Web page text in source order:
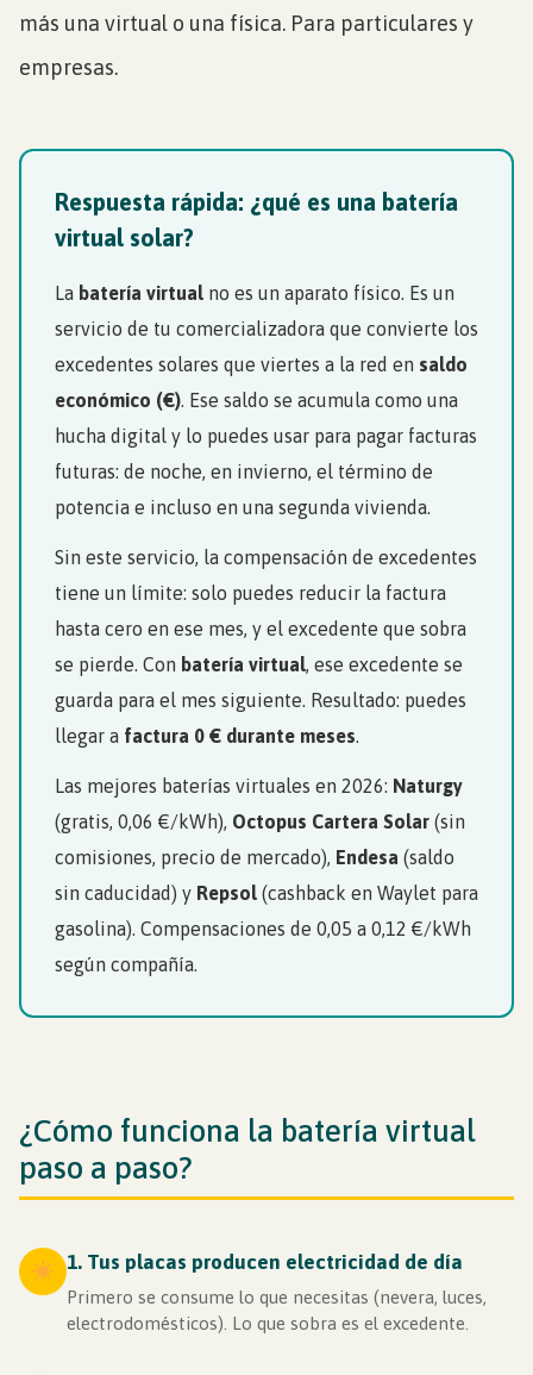
más una virtual o una física. Para particulares y
empresas.
Respuesta rápida: ¿qué es una batería
virtual solar?
La batería virtual no es un aparato físico. Es un
servicio de tu comercializadora que convierte los
excedentes solares que viertes a la red en saldo
económico (€). Ese saldo se acumula como una
hucha digital y lo puedes usar para pagar facturas
futuras: de noche, en invierno, el término de
potencia e incluso en una segunda vivienda.
Sin este servicio, la compensación de excedentes
tiene un límite: solo puedes reducir la factura
hasta cero en ese mes, y el excedente que sobra
se pierde. Con batería virtual, ese excedente se
guarda para el mes siguiente. Resultado: puedes
llegar a factura 0 € durante meses.
Las mejores baterías virtuales en 2026: Naturgy
(gratis, 0,06 €/kWh), Octopus Cartera Solar (sin
comisiones, precio de mercado), Endesa (saldo
sin caducidad) y Repsol (cashback en Waylet para
gasolina). Compensaciones de 0,05 a 0,12 €/kWh
según compañía.
¿Cómo funciona la batería virtual
paso a paso?
1. Tus placas producen electricidad de día
Primero se consume lo que necesitas (nevera, luces,
electrodomésticos). Lo que sobra es el excedente.